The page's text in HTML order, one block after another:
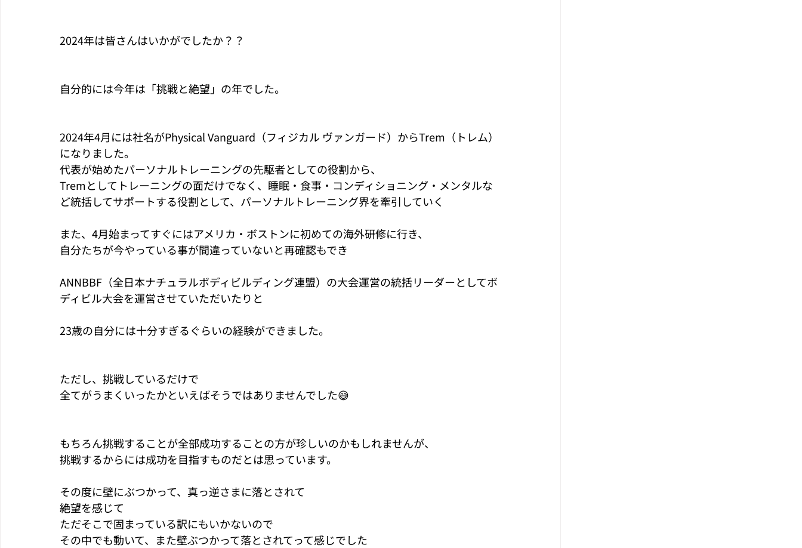
2024年は皆さんはいかがでしたか？？
自分的には今年は「挑戦と絶望」の年でした。
2024年4月には社名がPhysical Vanguard（フィジカル ヴァンガード）からTrem（トレム）
になりました。
代表が始めたパーソナルトレーニングの先駆者としての役割から、
Tremとしてトレーニングの面だけでなく、睡眠・食事・コンディショニング・メンタルな
ど統括してサポートする役割として、パーソナルトレーニング界を牽引していく
また、4月始まってすぐにはアメリカ・ボストンに初めての海外研修に行き、
自分たちが今やっている事が間違っていないと再確認もでき
ANNBBF（全日本ナチュラルボディビルディング連盟）の大会運営の統括リーダーとしてボ
ディビル大会を運営させていただいたりと
23歳の自分には十分すぎるぐらいの経験ができました。
ただし、挑戦しているだけで
全てがうまくいったかといえばそうではありませんでした😅
もちろん挑戦することが全部成功することの方が珍しいのかもしれませんが、
挑戦するからには成功を目指すものだとは思っています。
その度に壁にぶつかって、真っ逆さまに落とされて
絶望を感じて
ただそこで固まっている訳にもいかないので
その中でも動いて、また壁ぶつかって落とされてって感じでした